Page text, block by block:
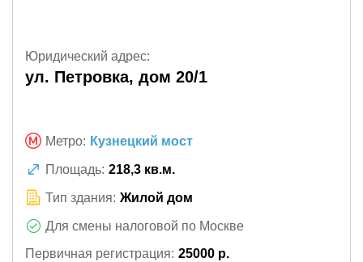
Юридический адрес:
ул. Петровка, дом 20/1
Метро: Кузнецкий мост
Площадь: 218,3 кв.м.
Тип здания: Жилой дом
Для смены налоговой по Москве
Первичная регистрация: 25000 р.